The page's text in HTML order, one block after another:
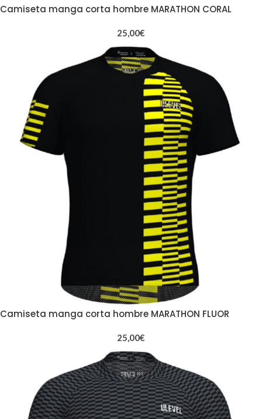
Camiseta manga corta hombre MARATHON CORAL
25,00€
Camiseta manga corta hombre MARATHON FLUOR
25,00€